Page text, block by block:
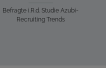
Befragte i.R.d. Studie Azubi-
Recruiting Trends